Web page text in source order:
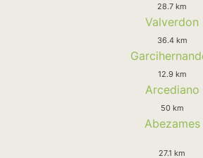
28.7 km
Valverdon
36.4 km
12.9 km
Arcediano
50 km
Abezames
27.1 km